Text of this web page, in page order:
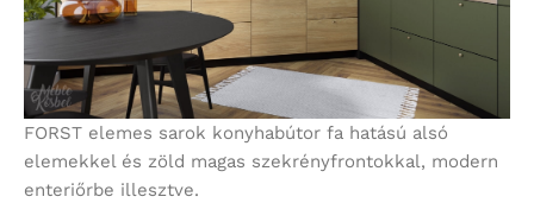
FORST elemes sarok konyhabútor fa hatású alsó
elemekkel és zöld magas szekrényfrontokkal, modern
enteriőrbe illesztve.